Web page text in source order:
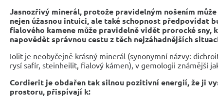
Jasnozřivý minerál, protože pravidelným nošením
nejen úžasnou intuici, ale také schopnost předpovídat
fialového kamene může pravidelně vidět prorocké sny,
napovědět správnou cestu z těch nejzáhadnějších
Iolit je neobyčejně krásný minerál (synonymní názvy:
rysí safír, steinheilit, fialový kámen), v gemologii známější
Cordierit je obdařen tak silnou pozitivní energií, že ji
prostoru, přispívají k: